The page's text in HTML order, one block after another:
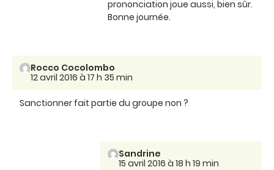
prononciation joue aussi, bien sûr.
Bonne journée.
Rocco Cocolombo
12 avril 2016 à 17 h 35 min
Sanctionner fait partie du groupe non ?
Sandrine
15 avril 2016 à 18 h 19 min